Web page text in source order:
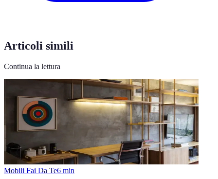
Articoli simili
Continua la lettura
Mobili Fai Da Te6 min